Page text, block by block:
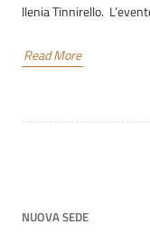
Ilenia Tinnirello.
Read More
NUOVA SEDE